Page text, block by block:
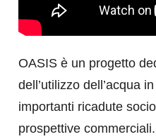
OASIS è un progetto
dell’utilizzo dell’acqua
importanti ricadute
prospettive commerciali.